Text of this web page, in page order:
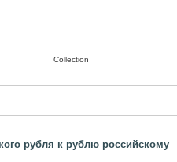
Collection
рубля к рублю российскому